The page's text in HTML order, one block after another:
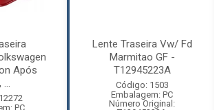
Após
...
PC
Lente Traseira Vw/ Fd
Marmitao GF -
T12945223A
Código: 1503
Embalagem: PC
Número Original: